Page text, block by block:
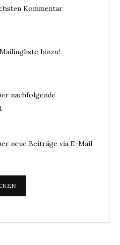
Kommentar
hinzu!
nachfolgende
neue Beiträge via E-Mail.